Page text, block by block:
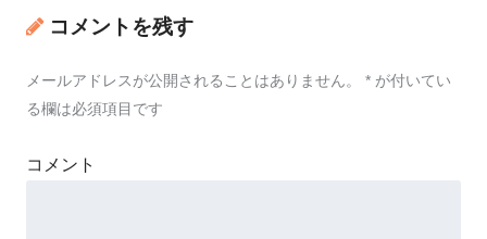
コメントを残す
メールアドレスが公開されることはありません。 * が付いてい
る欄は必須項目です
コメント